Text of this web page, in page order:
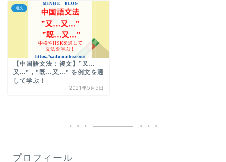
複文
【中国語文法：複文】”又…
又...”，”既…又…” を例文を通
して学ぶ！
2021年5月5日
プロフィール